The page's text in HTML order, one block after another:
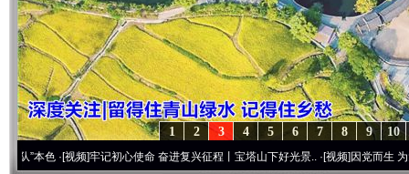
10
9
8
7
6
5
4
3
2
1
·[视频]牢记初心使命 奋进复兴征程丨宝塔山下好光景..·[视频]因党而生 为党而战——